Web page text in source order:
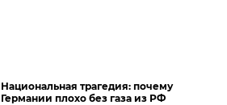
Национальная трагедия: почему
Германии плохо без газа из РФ